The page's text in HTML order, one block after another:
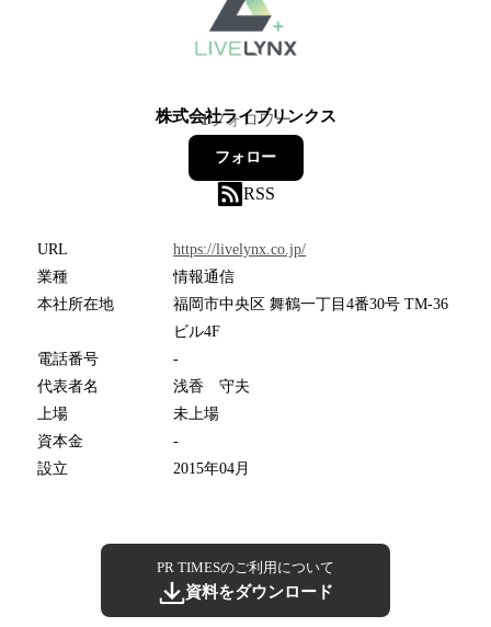
株式会社ライブリンクス
1フォロワー
フォロー
RSS
URL
https://livelynx.co.jp/
業種
情報通信
本社所在地
福岡市中央区 舞鶴一丁目4番30号 TM-36
ビル4F
電話番号
-
代表者名
浅香 守夫
上場
未上場
資本金
-
設立
2015年04月
PR TIMESのご利用について
資料をダウンロード